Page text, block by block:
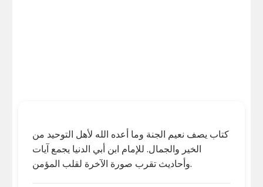
كتاب يصف نعيم الجنة وما أعده الله لأهل التوحيد من
الخير والجمال. للإمام ابن أبي الدنيا يجمع آيات
وأحاديث تقرب صورة الآخرة لقلب المؤمن.